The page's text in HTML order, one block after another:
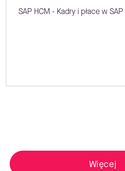
SAP HCM - Kadry i płace w SAP
Więcej